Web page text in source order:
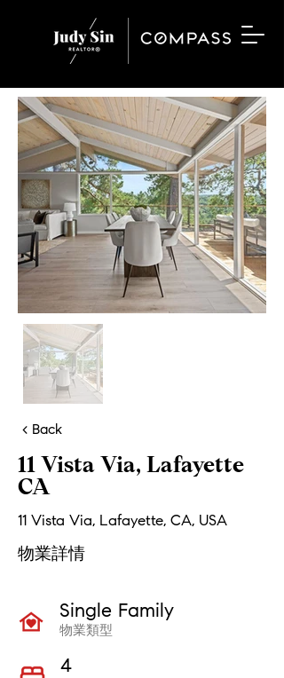
< Back
11 Vista Via, Lafayette
CA
11 Vista Via, Lafayette, CA, USA
物業詳情
Single Family
物業類型
4